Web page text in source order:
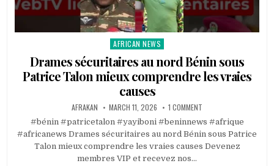
Posted
in
AFRICAN NEWS
Drames sécuritaires au nord Bénin sous
Patrice Talon mieux comprendre les vraies
causes
AFRAKAN MARCH 11, 2026 1 COMMENT
#bénin #patricetalon #yayiboni #beninnews #afrique
#africanews Drames sécuritaires au nord Bénin sous Patrice
Talon mieux comprendre les vraies causes Devenez
membres VIP et recevez nos…